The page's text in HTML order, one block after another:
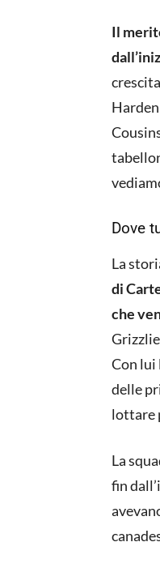
Il
Dove
La
di
che
Con lui
delle
lottare
La
fin